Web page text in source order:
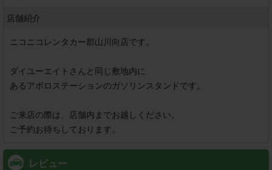
店舗紹介
ニコニコレンタカー郡山川向店です。
ダイユーエイトさんと同じ敷地内に
あるアポロステーションのガソリンスタンドです。
ご来店の際は、店舗内までお越しください。
ご予約お待ちしております。
レビュー